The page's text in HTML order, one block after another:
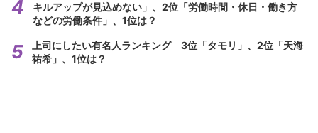
キルアップが見込めない」、2位「労働時間・休日・働き方
などの労働条件」、1位は？
上司にしたい有名人ランキング 3位「タモリ」、2位「天海
祐希」、1位は？